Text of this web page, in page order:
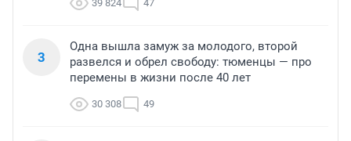
39 824 47
3
Одна вышла замуж за молодого, второй
развелся и обрел свободу: тюменцы — про
перемены в жизни после 40 лет
30 308 49